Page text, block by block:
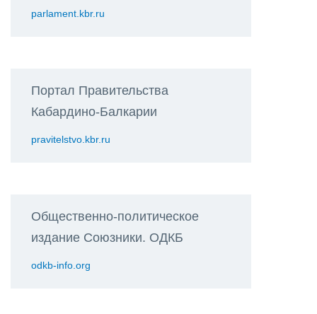
parlament.kbr.ru
Портал Правительства
Кабардино-Балкарии
pravitelstvo.kbr.ru
Общественно-политическое
издание Союзники. ОДКБ
odkb-info.org